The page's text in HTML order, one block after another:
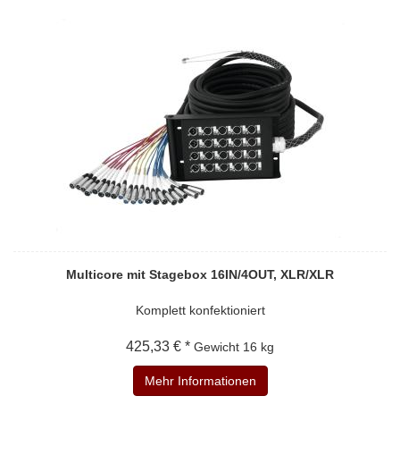
Multicore mit Stagebox 16IN/4OUT, XLR/XLR
Komplett konfektioniert
425,33 € * Gewicht 16 kg
Mehr Informationen